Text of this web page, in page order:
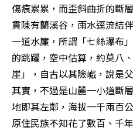
傷痕累累，而歪斜曲折的斷
貫陳有蘭溪谷，雨水逕流結
一道水簾，所謂「七絲瀑布
的跳躍，空中估算，約莫八
崖」，自古以其險巇，說是
其實，不過是山麓一小道斷
地即其左鄰，海拔一千兩百
原住民族不知花了數百、千